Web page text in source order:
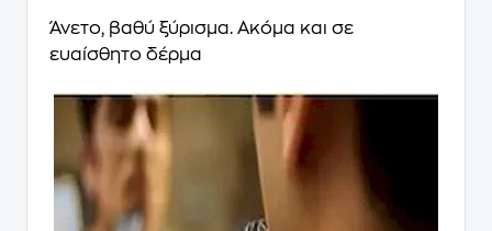
Άνετο, βαθύ ξύρισμα. Ακόμα και σε
ευαίσθητο δέρμα